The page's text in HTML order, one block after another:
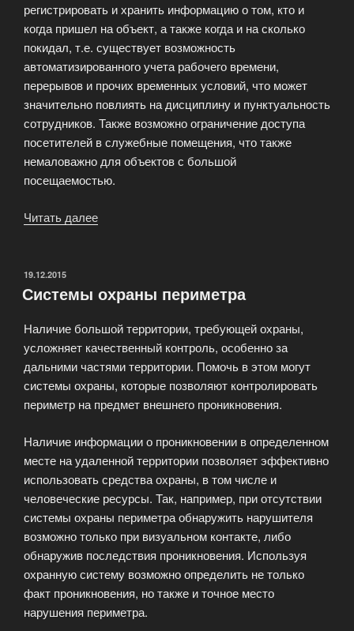
регистрировать и хранить информацию о том, кто и
когда пришел на объект, а также когда и на сколько
покидал, т.е. существует возможность
автоматизированного учета рабочего времени,
перерывов и прочих временных условий, что может
значительно повлиять на дисциплину и пунктуальность
сотрудников. Также возможно ограничение доступа
посетителей в служебные помещения, что также
немаловажно для объектов с большой
посещаемостью.
Читать далее
доступом
ОПУБЛИКОВАНО
19.12.2015
Системы охраны периметра
Наличие большой территории, требующей охраны,
усложняет качественный контроль, особенно за
дальними частями территории. Помочь в этом могут
системы охраны, которые позволяют контролировать
периметр на предмет внешнего проникновения.
Наличие информации о проникновении в определенном
месте на удаленной территории позволяет эффективно
использовать средства охраны, в том числе и
человеческие ресурсы. Так, например, при отсутствии
системы охраны периметра обнаружить нарушителя
возможно только при визуальном контакте, либо
обнаружив последствия проникновения. Используя
охранную систему возможно определить не только
факт проникновения, но также и точное место
нарушения периметра.